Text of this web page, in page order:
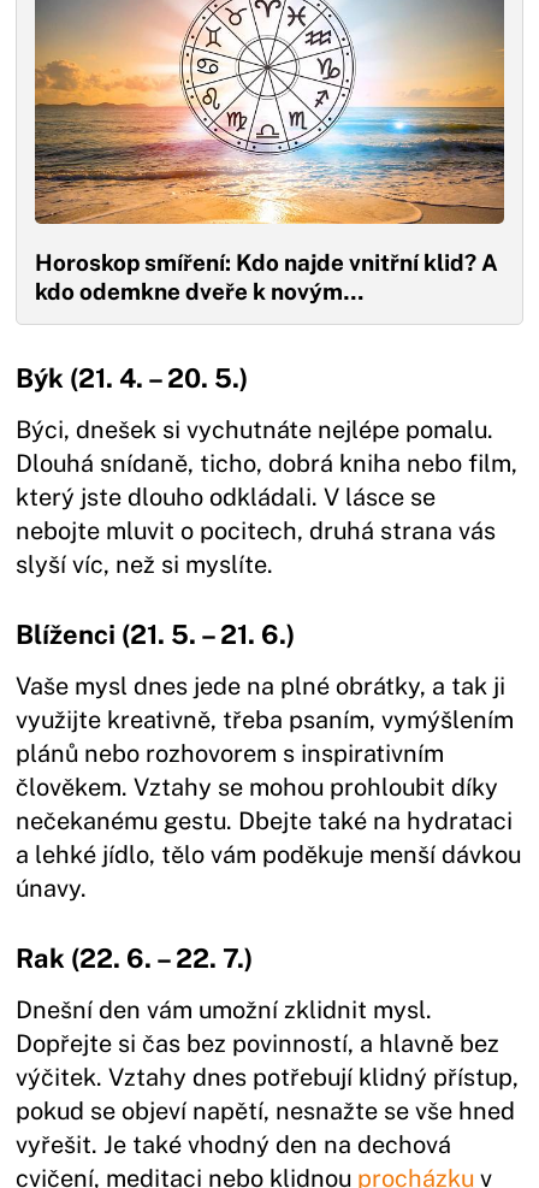
Horoskop smíření: Kdo najde vnitřní klid? A
kdo odemkne dveře k novým…
Býk (21. 4. – 20. 5.)
Býci, dnešek si vychutnáte nejlépe pomalu.
Dlouhá snídaně, ticho, dobrá kniha nebo film,
který jste dlouho odkládali. V lásce se
nebojte mluvit o pocitech, druhá strana vás
slyší víc, než si myslíte.
Blíženci (21. 5. – 21. 6.)
Vaše mysl dnes jede na plné obrátky, a tak ji
využijte kreativně, třeba psaním, vymýšlením
plánů nebo rozhovorem s inspirativním
člověkem. Vztahy se mohou prohloubit díky
nečekanému gestu. Dbejte také na hydrataci
a lehké jídlo, tělo vám poděkuje menší dávkou
únavy.
Rak (22. 6. – 22. 7.)
Dnešní den vám umožní zklidnit mysl.
Dopřejte si čas bez povinností, a hlavně bez
výčitek. Vztahy dnes potřebují klidný přístup,
pokud se objeví napětí, nesnažte se vše hned
vyřešit. Je také vhodný den na dechová
cvičení, meditaci nebo klidnou procházku v